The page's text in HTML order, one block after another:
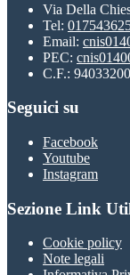
Via Della
Tel:
Email:
PEC:
C.F.:
Seguici su
Facebook
Youtube
Instagram
Sezione Link
Cookie policy
Note legali